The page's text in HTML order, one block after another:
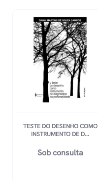
quantidade
TESTE DO DESENHO COMO
INSTRUMENTO DE D...
Sob consulta